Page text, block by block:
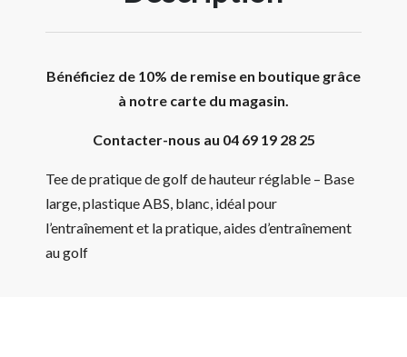
Bénéficiez de 10% de remise en boutique grâce
à notre carte du magasin.
Contacter-nous au 04 69 19 28 25
Tee de pratique de golf de hauteur réglable – Base
large, plastique ABS, blanc, idéal pour
l’entraînement et la pratique, aides d’entraînement
au golf